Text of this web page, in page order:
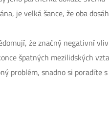
je velká šance, že oba
že značný negativní
špatných mezilidských
problém, snadno si poradíte s